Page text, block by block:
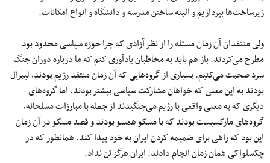
زیرساخت‌ها بپردازیم و البته ساختن مدرسه و دانشگاه‌ و انواع امکانات.
ولی منتقدان آن زمان مسئله را از نظر آزادی که چرا حوزه سیاسی محدود بود
مطرح می‌کردند. باز هم باید به مخاطبان یادآوری کنم که ما درباره دوران جنگ
سرد صحبت می‌کنیم. بسیاری از گروه‌هایی که آن زمان منتقد رژیم بودند، لیبرال
بودند به این معنی که خواهان مشارکت سیاسی بیشتر بودند. اما گروه‌های
دیگری که به معنی واقعی با رژیم می‌جنگیدند از جمله با مبارزات مسلحانه،
گروه‌های مارکسیست بودند که با مسکو همسو بودند و قصد مسکو در آن زمان
این بود که راهی برای ضمیمه کردن ایران به خود پیدا کند. همانطور که در
چکسلواکی همان زمان انجام دادند. ایران هرگز تن نداد.